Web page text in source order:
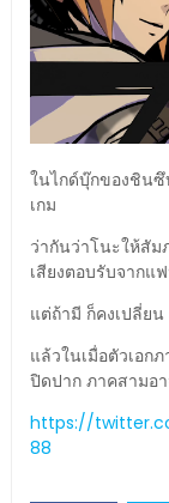
ในไกด์บุ๊กของชินซึ
เกม
ว่ากันว่าโนะให้สั
เสียงตอบรับจากแ
แต่ถ้ามี ก็คงเปลี่ย
แล้วในเมื่อตัวเอก
ปิดปาก ภาคสามอ
https://
88